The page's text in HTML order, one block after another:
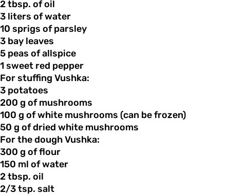
2 tbsp. ofoil
3 liters ofwater
10 sprigs ofparsley
3 bay leaves
5 peas ofallspice
1 sweet red pepper
For stuffing Vushka:
3 potatoes
200 g ofmushrooms
100 g ofwhite mushrooms (can be frozen)
50 g ofdried white mushrooms
For the dough Vushka:
300 g offlour
150 ml ofwater
2 tbsp. oil
2/3 tsp. salt